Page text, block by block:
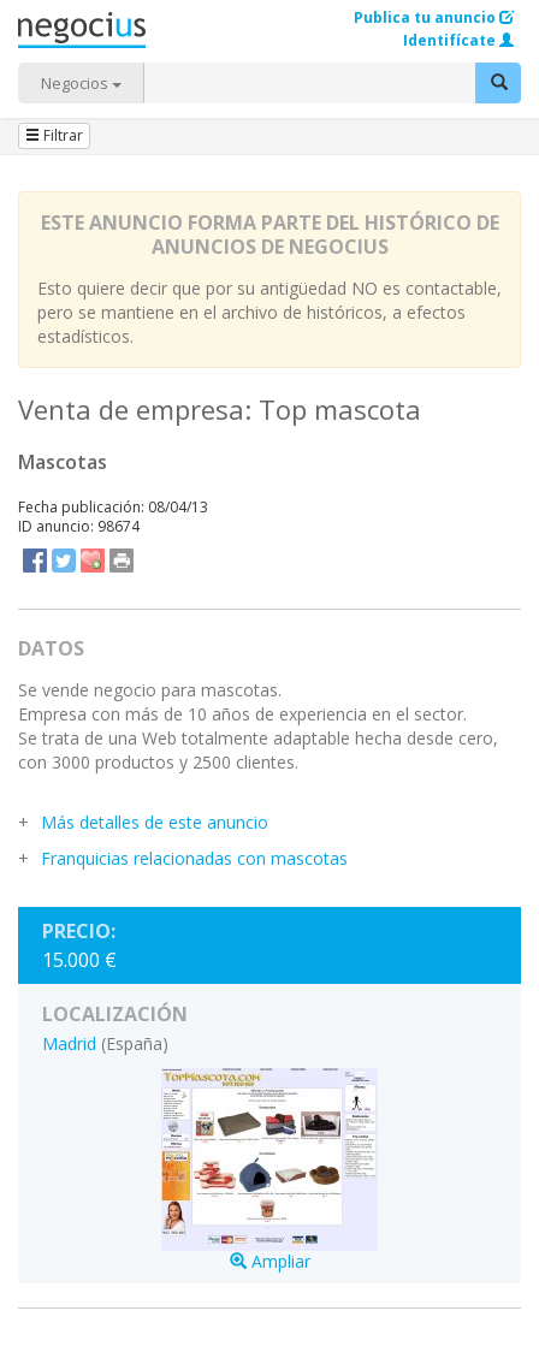
Negocios
Publica tu anuncio
Identifícate
Filtrar
ESTE ANUNCIO FORMA PARTE DEL HISTÓRICO DE
ANUNCIOS DE NEGOCIUS
Esto quiere decir que por su antigüedad NO es contactable,
pero se mantiene en el archivo de históricos, a efectos
estadísticos.
Venta de empresa: Top mascota
Mascotas
Fecha publicación: 08/04/13
ID anuncio: 98674
DATOS
Se vende negocio para mascotas.
Empresa con más de 10 años de experiencia en el sector.
Se trata de una Web totalmente adaptable hecha desde cero,
con 3000 productos y 2500 clientes.
Más detalles de este anuncio
Franquicias relacionadas con mascotas
PRECIO:
15.000 €
LOCALIZACIÓN
Madrid (España)
Ampliar